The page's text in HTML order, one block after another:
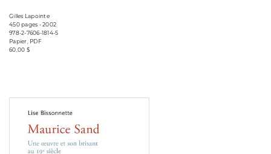
Gilles Lapointe
450 pages • 2002
978-2-7606-1814-5
Papier, PDF
60,00 $